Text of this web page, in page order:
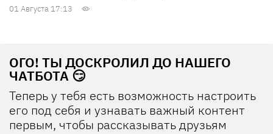
01 Августа 17:13
ОГО! ТЫ ДОСКРОЛИЛ ДО НАШЕГО
ЧАТБОТА 😏
Теперь у тебя есть возможность настроить
его под себя и узнавать важный контент
первым, чтобы рассказывать друзьям